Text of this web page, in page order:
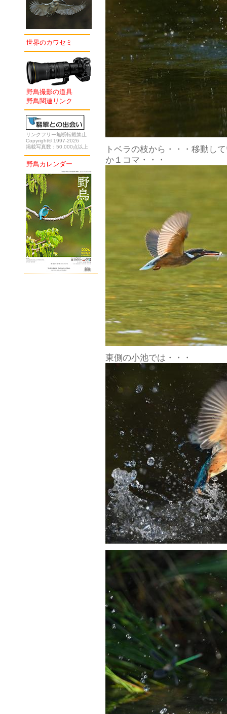
世界のカワセミ
野鳥撮影の道具
野鳥関連リンク
リンクフリー無断転載禁止
Copyright© 1997-2026
掲載写真数：50,000点以上
野鳥カレンダー
トベラの枝から・・・移動し
か１コマ・・・
東側の小池では・・・